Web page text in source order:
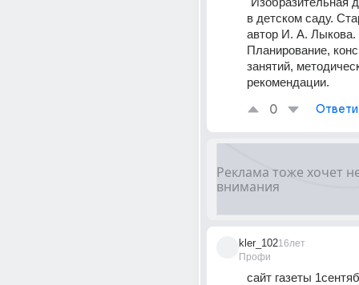
в детском саду.
автор И. А. Лыкова.
Планирование,
занятий,
рекомендации.
0
kler_102
Профи
16лет
сайт газеты